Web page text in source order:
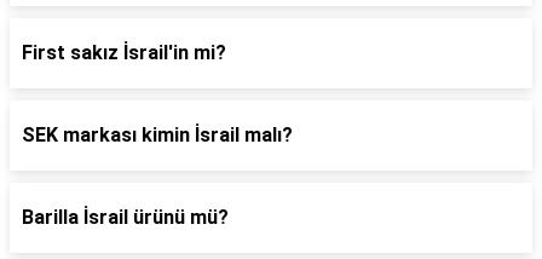
First sakız İsrail'in mi?
SEK markası kimin İsrail malı?
Barilla İsrail ürünü mü?